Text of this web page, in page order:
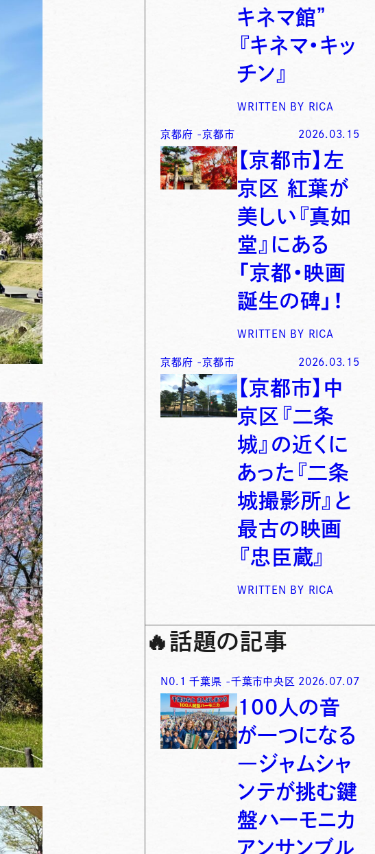
キネマ館”
『キネマ・キッ
チン』
WRITTEN BY RICA
京都府 -京都市 2026.03.15
【京都市】左
京区 紅葉が
美しい『真如
堂』にある
「京都・映画
誕生の碑」！
WRITTEN BY RICA
京都府 -京都市 2026.03.15
【京都市】中
京区『二条
城』の近くに
あった『二条
城撮影所』と
最古の映画
『忠臣蔵』
WRITTEN BY RICA
🔥 話題の記事
N0. 1 千葉県 -千葉市中央区 2026.07.07
100人の音
が一つになる
―ジャムシャ
ンテが挑む鍵
盤ハーモニカ
アンサンブル